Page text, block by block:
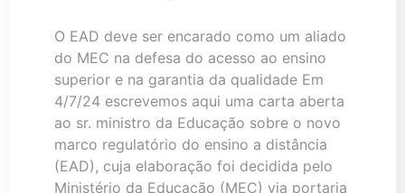
O EAD deve ser encarado como um aliado
do MEC na defesa do acesso ao ensino
superior e na garantia da qualidade Em
4/7/24 escrevemos aqui uma carta aberta
ao sr. ministro da Educação sobre o novo
marco regulatório do ensino a distância
(EAD), cuja elaboração foi decidida pelo
Ministério da Educação (MEC) via portaria